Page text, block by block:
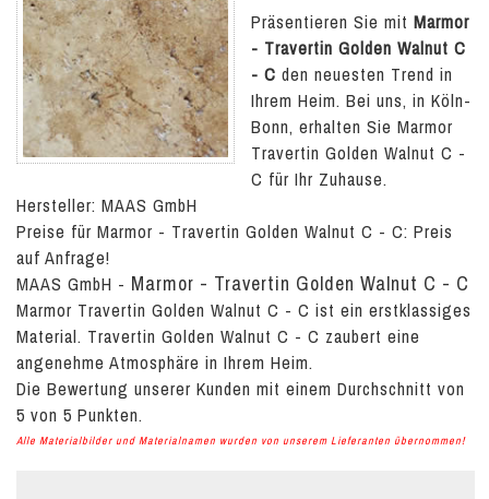
Präsentieren Sie mit Marmor
- Travertin Golden Walnut C
- C den neuesten Trend in
Ihrem Heim. Bei uns, in Köln-
Bonn, erhalten Sie Marmor
Travertin Golden Walnut C -
C für Ihr Zuhause.
Hersteller: MAAS GmbH
Preise für Marmor - Travertin Golden Walnut C - C: Preis
auf Anfrage!
MAAS GmbH - Marmor - Travertin Golden Walnut C - C
Marmor Travertin Golden Walnut C - C ist ein erstklassiges
Material. Travertin Golden Walnut C - C zaubert eine
angenehme Atmosphäre in Ihrem Heim.
Die Bewertung unserer Kunden mit einem Durchschnitt von
5 von 5 Punkten.
Alle Materialbilder und Materialnamen wurden von unserem Lieferanten übernommen!